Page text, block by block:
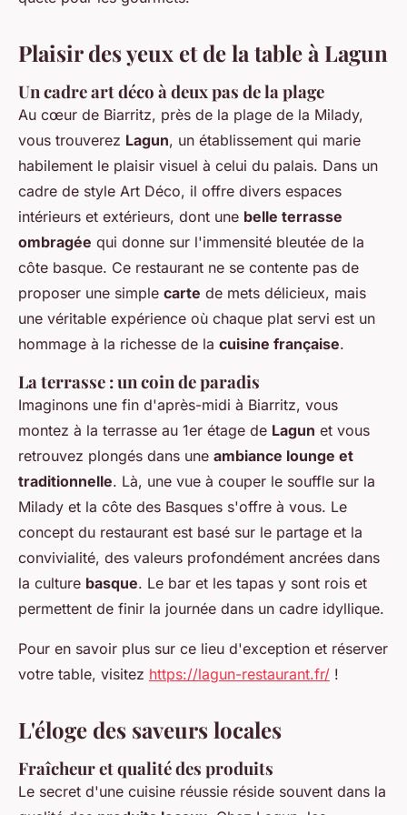
Plaisir des yeux et de la table à Lagun
Un cadre art déco à deux pas de la plage
Au cœur de Biarritz, près de la plage de la Milady,
vous trouverez Lagun, un établissement qui marie
habilement le plaisir visuel à celui du palais. Dans un
cadre de style Art Déco, il offre divers espaces
intérieurs et extérieurs, dont une belle terrasse
ombragée qui donne sur l'immensité bleutée de la
côte basque. Ce restaurant ne se contente pas de
proposer une simple carte de mets délicieux, mais
une véritable expérience où chaque plat servi est un
hommage à la richesse de la cuisine française.
La terrasse : un coin de paradis
Imaginons une fin d'après-midi à Biarritz, vous
montez à la terrasse au 1er étage de Lagun et vous
retrouvez plongés dans une ambiance lounge et
traditionnelle. Là, une vue à couper le souffle sur la
Milady et la côte des Basques s'offre à vous. Le
concept du restaurant est basé sur le partage et la
convivialité, des valeurs profondément ancrées dans
la culture basque. Le bar et les tapas y sont rois et
permettent de finir la journée dans un cadre idyllique.
Pour en savoir plus sur ce lieu d'exception et réserver
votre table, visitez https://lagun-restaurant.fr/ !
L'éloge des saveurs locales
Fraîcheur et qualité des produits
Le secret d'une cuisine réussie réside souvent dans la